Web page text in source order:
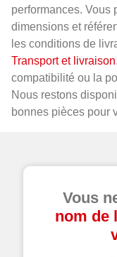
performances. Vous
dimensions et
les conditions de
Transport et livraison
compatibilité ou la
Nous restons
bonnes pièces pour
Vous
nom de